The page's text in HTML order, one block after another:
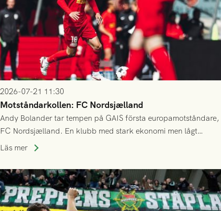
2026-07-21 11:30
Motståndarkollen: FC Nordsjælland
Andy Bolander tar tempen på GAIS första europamotståndare,
FC Nordsjælland. En klubb med stark ekonomi men lågt
publiksnitt, ett lag med både kollektiv styrka och individuell
Läs mer